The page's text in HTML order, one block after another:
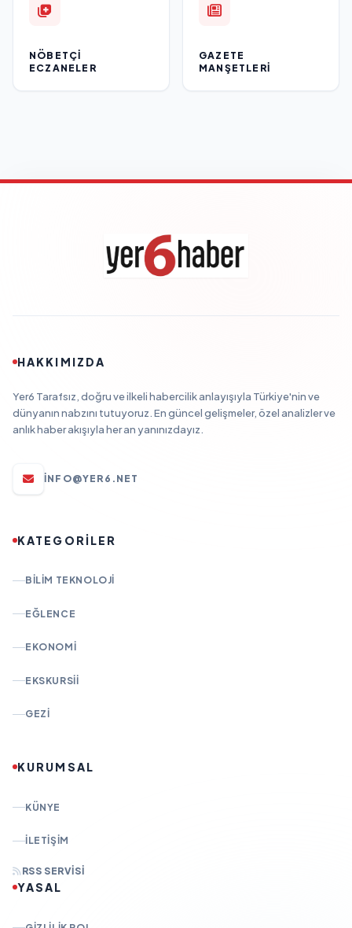
NÖBETÇI
ECZANELER
GAZETE
MANŞETLERI
HAKKIMIZDA
Yer6 Tarafsız, doğru ve ilkeli habercilik anlayışıyla Türkiye'nin ve
dünyanın nabzını tutuyoruz. En güncel gelişmeler, özel analizler ve
anlık haber akışıyla her an yanınızdayız.
INFO@YER6.NET
KATEGORİLER
BILIM TEKNOLOJI
EĞLENCE
EKONOMI
EKSKURSII
GEZI
KURUMSAL
KÜNYE
İLETIŞIM
RSS SERVISI
YASAL